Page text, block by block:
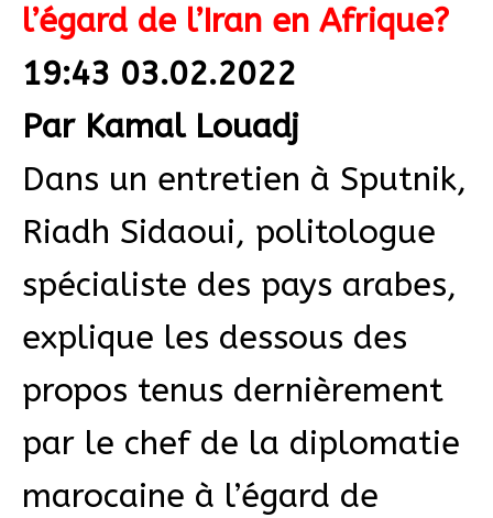
l’égard de l’Iran en Afrique?
19:43 03.02.2022
Par Kamal Louadj
Dans un entretien à Sputnik,
Riadh Sidaoui, politologue
spécialiste des pays arabes,
explique les dessous des
propos tenus dernièrement
par le chef de la diplomatie
marocaine à l’égard de